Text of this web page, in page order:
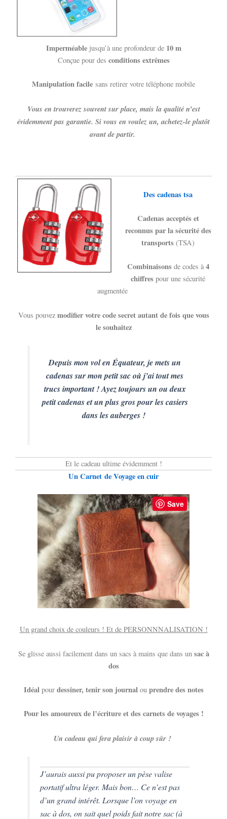
Imperméablejusqu’à une profondeur de 10 m
Conçue pour des conditions extrêmes
Manipulation facile sans retirer votre téléphone mobile
Vous en trouverez souvent sur place, mais la qualité n’est
évidemment pas garantie. Si vous en voulez un, achetez-le plutôt
avant de partir.
Des cadenas tsa
Cadenas acceptés et
reconnus par la sécurité des
transports (TSA)
Combinaisonsde codes à4
chiffres pour une sécurité
augmentée
Vous pouvez modifier votre code secret autant de fois que vous
le souhaitez
Depuis mon vol en Équateur, je mets un
cadenas sur mon petit sac où j’ai tout mes
trucs important ! Ayez toujours un ou deux
petit cadenas et un plus gros pour les casiers
dans les auberges !
Et le cadeau ultime évidemment !
Un Carnet de Voyage en cuir
Save
Un grand choix de couleurs ! Et de PERSONNNALISATION !
Se glisse aussi facilement dans un sacs à mains que dans un sac à
dos
Idéalpourdessiner, tenir son journalou prendre des notes
Pour les amoureux de l’écriture et des carnets de voyages !
Un cadeau qui fera plaisir à coup sûr !
J’aurais aussi pu proposer un pèse valise
portatif ultra léger. Mais bon… Ce n’est pas
d’un grand intérêt. Lorsque l’on voyage en
sac à dos, on sait quel poids fait notre sac (à